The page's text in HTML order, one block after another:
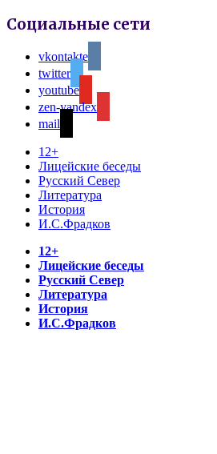
Социальные сети
vkontakte
twitter
youtube
zen-yandex
mail
12+
Лицейские беседы
Русский Север
Литература
История
И.С.Фрадков
12+
Лицейские беседы
Русский Север
Литература
История
И.С.Фрадков